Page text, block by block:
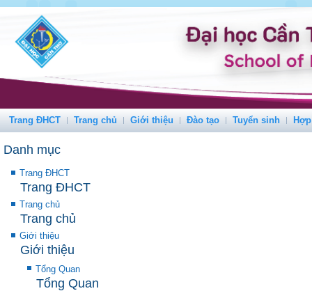
Trang ĐHCT Trang chủ Giới thiệu Đào tạo Tuyển sinh
Danh mục
Trang ĐHCT
Trang ĐHCT
Trang chủ
Trang chủ
Giới thiệu
Giới thiệu
Tổng Quan
Tổng Quan